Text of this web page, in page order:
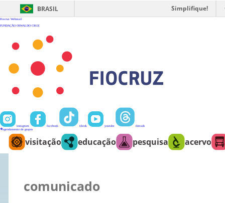
BRASIL Simplifique!
Fiocruz Webmail
FUNDAÇÃO OSWALDO CRUZ
instagram facebook tiktok youtube
threads
agendamento de grupos
visitação educação pesquisa acervo
comunicado